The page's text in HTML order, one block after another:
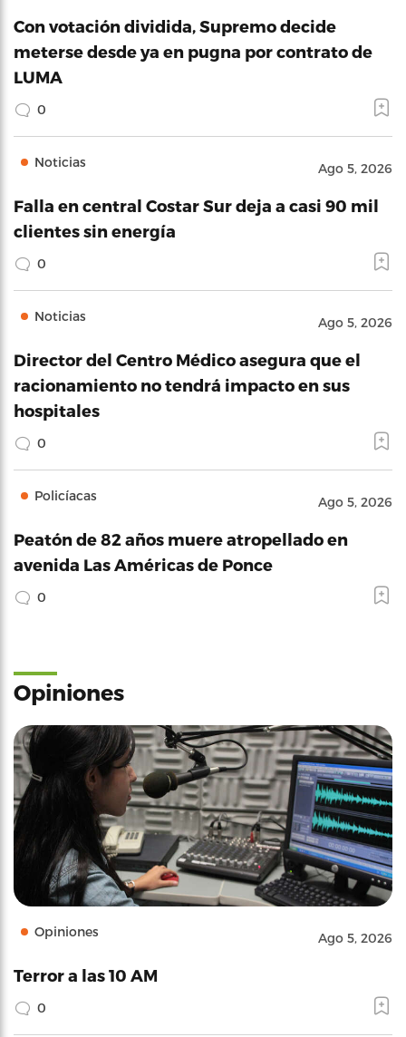
Con votación dividida, Supremo decide
meterse desde ya en pugna por contrato de
LUMA
0
Noticias Ago 5, 2026
Falla en central Costar Sur deja a casi 90 mil
clientes sin energía
0
Noticias Ago 5, 2026
Director del Centro Médico asegura que el
racionamiento no tendrá impacto en sus
hospitales
0
Policíacas Ago 5, 2026
Peatón de 82 años muere atropellado en
avenida Las Américas de Ponce
0
Opiniones
Opiniones Ago 5, 2026
Terror a las 10 AM
0